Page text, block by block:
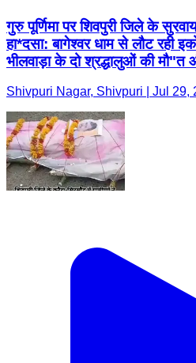
गुरु पूर्णिमा पर शिवपुरी जिले के
हा*दसा: बागेश्वर धाम से लौट रही
भीलवाड़ा के दो श्रद्धालुओं की
Shivpuri Nagar, Shivpuri | Jul 29,